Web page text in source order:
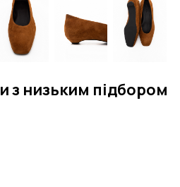
з низьким підбором